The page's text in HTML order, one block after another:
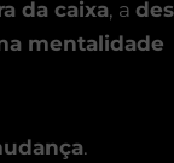
da caixa, a
mentalidade
.